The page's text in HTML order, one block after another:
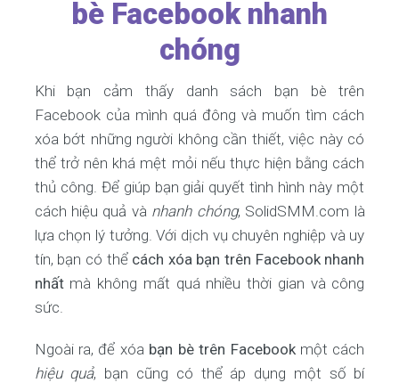
bè Facebook nhanh
chóng
Khi bạn cảm thấy danh sách bạn bè trên
Facebook của mình quá đông và muốn tìm cách
xóa bớt những người không cần thiết, việc này có
thể trở nên khá mệt mỏi nếu thực hiện bằng cách
thủ công. Để giúp bạn giải quyết tình hình này một
cách hiệu quả và nhanh chóng, SolidSMM.com là
lựa chọn lý tưởng. Với dịch vụ chuyên nghiệp và uy
tín, bạn có thể cách xóa bạn trên Facebook nhanh
nhấtmà không mất quá nhiều thời gian và công
sức.
Ngoài ra, để xóa bạn bè trên Facebookmột cách
hiệu quả, bạn cũng có thể áp dụng một số bí